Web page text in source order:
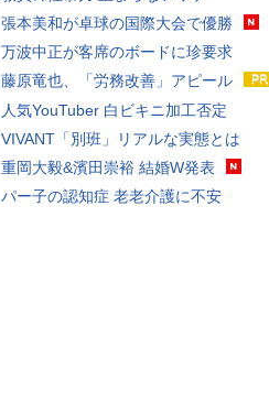
張本美和が卓球の国際大会で優勝
万波中正が客席のボードに珍要求
藤原竜也、「労務改善」アピール
人気YouTuber 白ビキニ加工否定
VIVANT「別班」リアルな実態とは
重岡大毅&濱田崇裕 結婚W発表
パー子の認知症 老老介護に不安